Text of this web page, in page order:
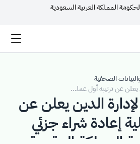
المملكة العربية السعودية
الصحفية
بالدولار وإصدار صكوك وسندات مقومة بالدولار تستحق في عام 2028م و 2032م، على التوالي
الدين يعلن عن
إعادة شراء جزئي